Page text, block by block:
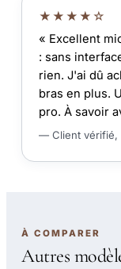
★★★★☆
« Excellent
: sans
rien. J'ai dû
bras en plus.
pro. À savoir
— Client vérifié,
À COMPARER
Autres